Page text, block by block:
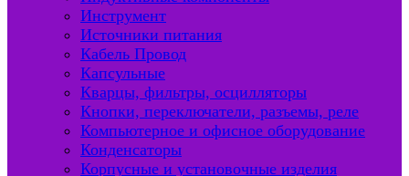
Инструмент
Источники питания
Кабель Провод
Капсульные
Кварцы, фильтры, осцилляторы
Кнопки, переключатели, разъемы, реле
Компьютерное и офисное оборудование
Конденсаторы
Корпусные и установочные изделия